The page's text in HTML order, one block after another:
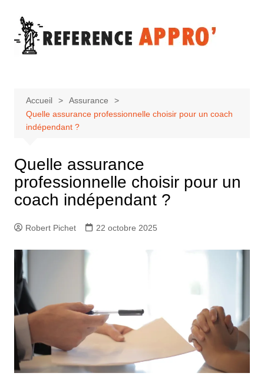
contenu
Accueil
Assurance
Quelle assurance professionnelle choisir pour un coach
indépendant ?
Quelle assurance
professionnelle choisir pour un
coach indépendant ?
Robert Pichet 22 octobre 2025